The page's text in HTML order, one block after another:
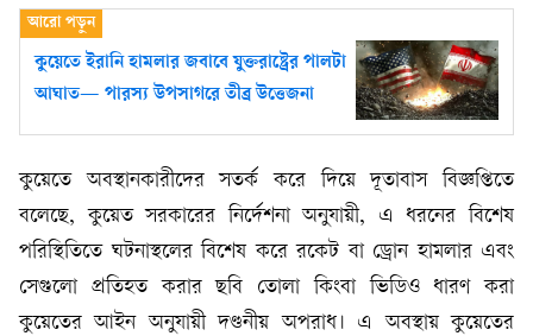
কুয়েতে ইরানি হামলার জবাবে যুক্তরাষ্ট্রের পালটা
আঘাত— পারস্য উপসাগরে তীব্র উত্তেজনা
কুয়েতে অবস্থানকারীদের সতর্ক করে দিয়ে দূতাবাস বিজ্ঞপ্তিতে
বলেছে, কুয়েত সরকারের নির্দেশনা অনুযায়ী, এ ধরনের বিশেষ
পরিস্থিতিতে ঘটনাস্থলের বিশেষ করে রকেট বা ড্রোন হামলার এবং
সেগুলো প্রতিহত করার ছবি তোলা কিংবা ভিডিও ধারণ করা
কুয়েতের আইন অনুযায়ী দণ্ডনীয় অপরাধ। এ অবস্থায় কুয়েতের